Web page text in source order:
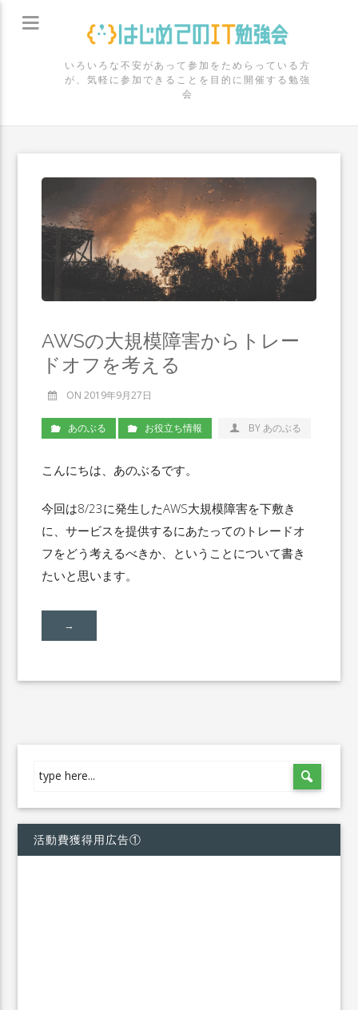
いろいろな不安があって参加をためらっている方
が、気軽に参加できることを目的に開催する勉強
会
AWSの大規模障害からトレー
ドオフを考える
ON 2019年9月27日
あのぶる お役立ち情報 BY あのぶる
こんにちは、あのぶるです。
今回は8/23に発生したAWS大規模障害を下敷き
に、サービスを提供するにあたってのトレードオ
フをどう考えるべきか、ということについて書き
たいと思います。
→
活動費獲得用広告①